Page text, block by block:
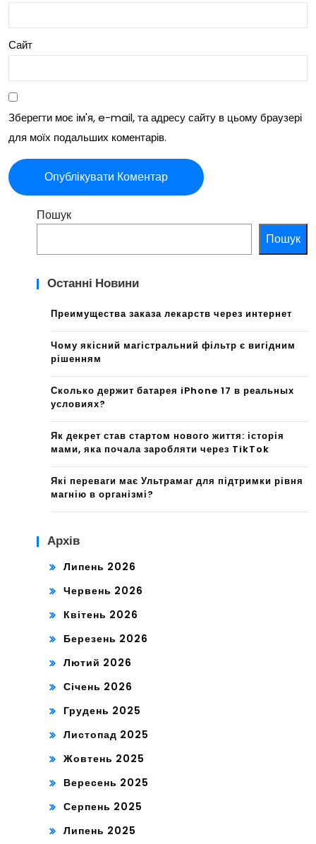
Сайт
Зберегти моє ім'я, e-mail, та адресу сайту в цьому браузері
для моїх подальших коментарів.
Пошук
Пошук
Останні Новини
Преимущества заказа лекарств через интернет
Чому якісний магістральний фільтр є вигідним
рішенням
Сколько держит батарея iPhone 17 в реальных
условиях?
Як декрет став стартом нового життя: історія
мами, яка почала заробляти через TikTok
Які переваги має Ультрамаг для підтримки рівня
магнію в організмі?
Архів
Липень 2026
Червень 2026
Квітень 2026
Березень 2026
Лютий 2026
Січень 2026
Грудень 2025
Листопад 2025
Жовтень 2025
Вересень 2025
Серпень 2025
Липень 2025